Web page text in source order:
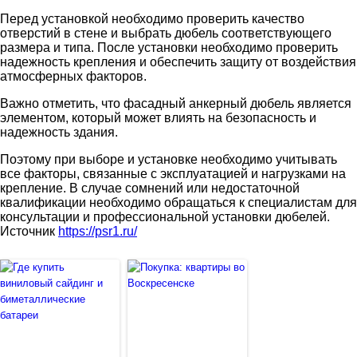
Перед установкой необходимо проверить качество
отверстий в стене и выбрать дюбель соответствующего
размера и типа. После установки необходимо проверить
надежность крепления и обеспечить защиту от воздействия
атмосферных факторов.
Важно отметить, что фасадный анкерный дюбель является
элементом, который может влиять на безопасность и
надежность здания.
Поэтому при выборе и установке необходимо учитывать
все факторы, связанные с эксплуатацией и нагрузками на
крепление. В случае сомнений или недостаточной
квалификации необходимо обращаться к специалистам для
консультации и профессиональной установки дюбелей.
Источник https://psr1.ru/